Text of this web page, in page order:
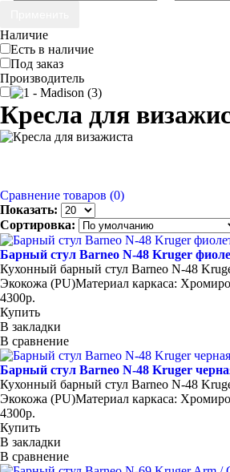
Наличие
Есть в наличие
Под заказ
Производитель
Кресла для
Сравнение товаров (0)
Показать:
Сортировка:
Барный стул Barneo N-48 Kruger
Кухонный барный стул Barneo N-48
Экокожа (PU)Материал каркаса:
4300р.
Купить
В закладки
В сравнение
Барный стул Barneo N-48 Kruger
Кухонный барный стул Barneo N-48
Экокожа (PU)Материал каркаса:
4300р.
Купить
В закладки
В сравнение